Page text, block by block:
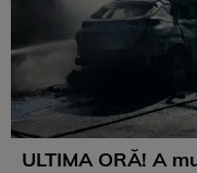
ULTIMA ORĂ! A